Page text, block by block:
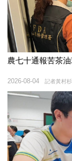
農七十通報苦茶
記者黃村
2026-08-04